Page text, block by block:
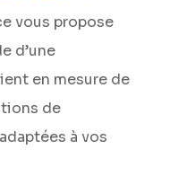
vous propose
d’une
en mesure de
de
à vos